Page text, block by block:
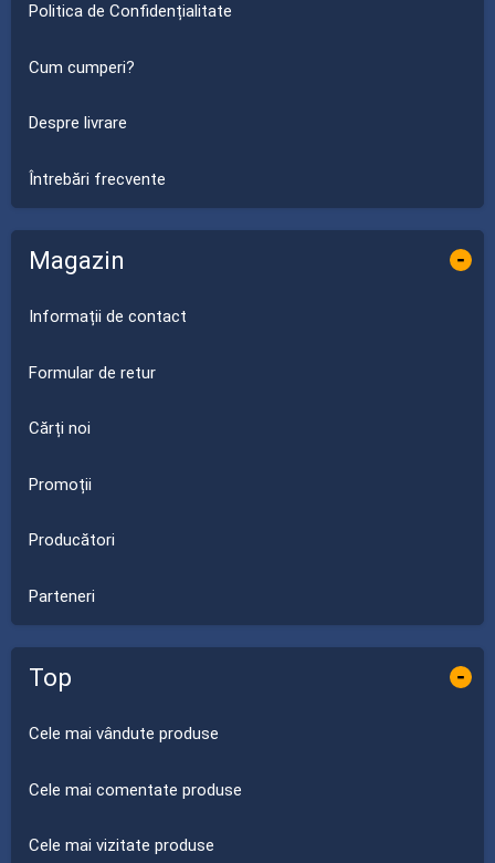
Politica de Confidențialitate
Cum cumperi?
Despre livrare
Întrebări frecvente
Magazin -
Informații de contact
Formular de retur
Cărți noi
Promoții
Producători
Parteneri
Top -
Cele mai vândute produse
Cele mai comentate produse
Cele mai vizitate produse